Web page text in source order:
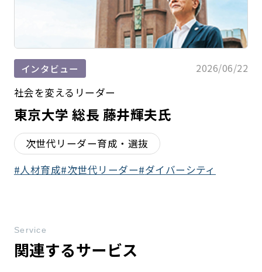
インタビュー 2026/06/22
東京大学 総長 藤井輝夫氏
社会を変えるリーダー
次世代リーダー育成・選抜
人材育成 次世代リーダー ダイバーシティ
関連するサービス
Service